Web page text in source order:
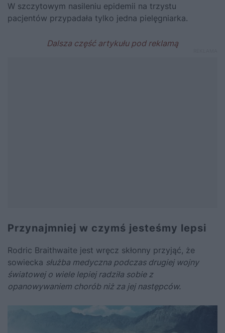
W szczytowym nasileniu epidemii na trzystu
pacjentów przypadała tylko jedna pielęgniarka.
Przynajmniej w czymś jesteśmy lepsi
Rodric Braithwaite jest wręcz skłonny przyjąć, że
sowiecka służba medyczna podczas drugiej wojny
światowej o wiele lepiej radziła sobie z
opanowywaniem chorób niż za jej następców.